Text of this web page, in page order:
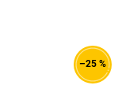
–25 %